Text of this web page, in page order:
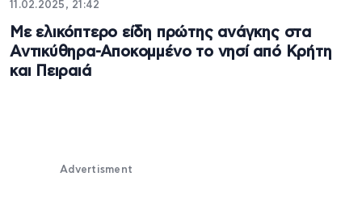
11.02.2025, 21:42
Με ελικόπτερο είδη πρώτης ανάγκης στα
Αντικύθηρα-Αποκομμένο το νησί από Κρήτη
και Πειραιά
Advertisment